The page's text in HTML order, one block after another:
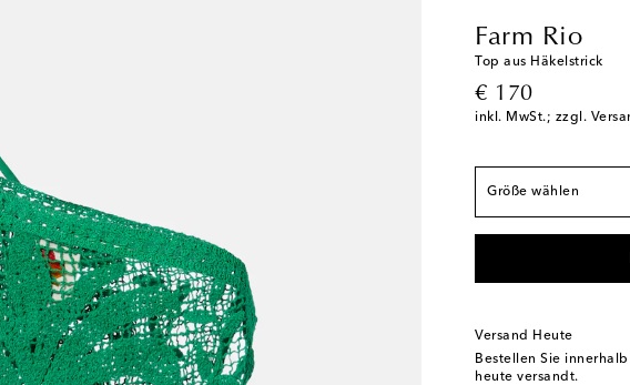
Farm Rio
Top aus Häkelstrick
€ 170
original price
inkl. MwSt.; zzgl.
Größe wählen
Fällt der Größe
XS / DE 32-34
S / DE 36-38
M / DE 40-42
XL / DE 48
Versand Heute
Bestellen Sie innerhalb
heute versandt.